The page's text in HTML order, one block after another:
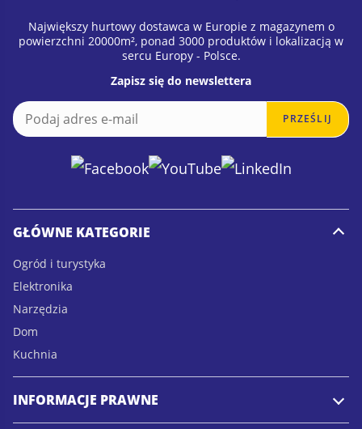
Największy hurtowy dostawca w Europie z magazynem o
powierzchni 20000m², ponad 3000 produktów i lokalizacją w
sercu Europy - Polsce.
Zapisz się do newslettera
a
i
l
E
m
PRZEŚLIJ
GŁÓWNE KATEGORIE
Ogród i turystyka
Elektronika
Narzędzia
Dom
Kuchnia
INFORMACJE PRAWNE